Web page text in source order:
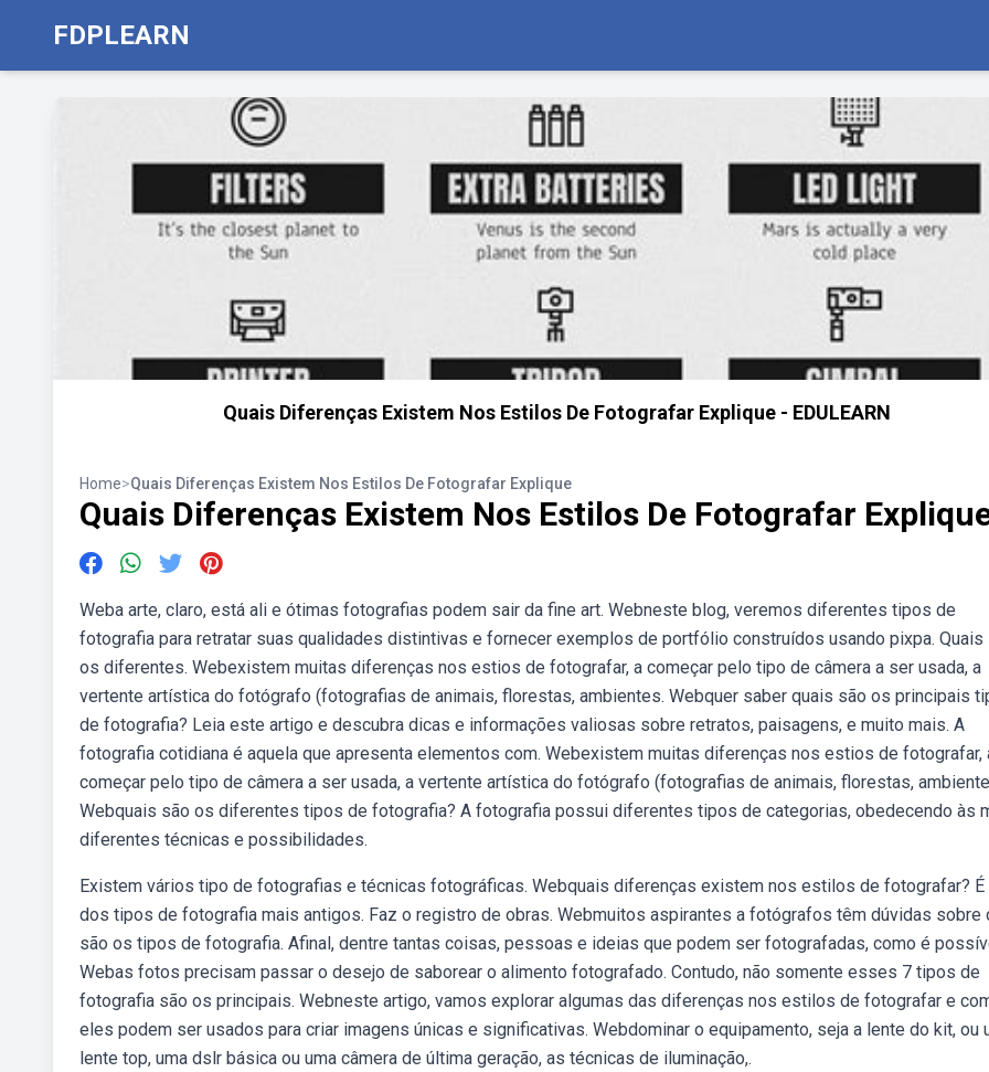
FDPLEARN
Quais Diferenças Existem Nos Estilos De Fotografar Explique - EDULEARN
Home>Quais Diferenças Existem Nos Estilos De Fotografar Explique
Quais Diferenças Existem Nos Estilos De Fotografar
Weba arte, claro, está ali e ótimas fotografias podem sair da fine art. Webneste blog, veremos diferentes tipos de
fotografia para retratar suas qualidades distintivas e fornecer exemplos de portfólio construídos usando pixpa. Quais
os diferentes. Webexistem muitas diferenças nos estios de fotografar, a começar pelo tipo de câmera a ser usada, a
vertente artística do fotógrafo (fotografias de animais, florestas, ambientes. Webquer saber quais são os principais
de fotografia? Leia este artigo e descubra dicas e informações valiosas sobre retratos, paisagens, e muito mais. A
fotografia cotidiana é aquela que apresenta elementos com. Webexistem muitas diferenças nos estios de fotografar,
começar pelo tipo de câmera a ser usada, a vertente artística do fotógrafo (fotografias de animais, florestas,
Webquais são os diferentes tipos de fotografia? A fotografia possui diferentes tipos de categorias, obedecendo às
diferentes técnicas e possibilidades.
Existem vários tipo de fotografias e técnicas fotográficas. Webquais diferenças existem nos estilos de fotografar? É
dos tipos de fotografia mais antigos. Faz o registro de obras. Webmuitos aspirantes a fotógrafos têm dúvidas sobre
são os tipos de fotografia. Afinal, dentre tantas coisas, pessoas e ideias que podem ser fotografadas, como é
Webas fotos precisam passar o desejo de saborear o alimento fotografado. Contudo, não somente esses 7 tipos de
fotografia são os principais. Webneste artigo, vamos explorar algumas das diferenças nos estilos de fotografar e
eles podem ser usados para criar imagens únicas e significativas. Webdominar o equipamento, seja a lente do kit, ou
lente top, uma dslr básica ou uma câmera de última geração, as técnicas de iluminação,.